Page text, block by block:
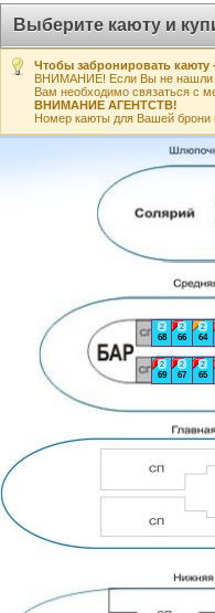
Выберите каюту и
Чтобы забронировать каюту
ВНИМАНИЕ! Если Вы не нашли в
Вам необходимо связаться с
ВНИМАНИЕ АГЕНТСТВ!
Номер каюты для Вашей брони
2
64
2
65
2
66
2
67
2
68
2
69